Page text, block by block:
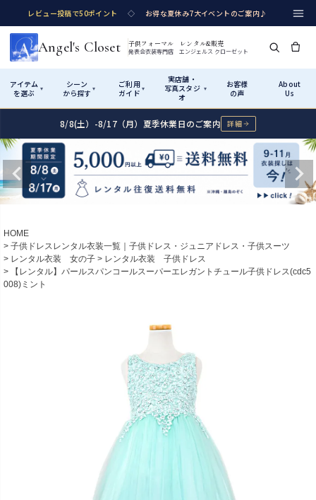
レビュー投稿で50ポイント ◇ お得な夏休み7大イベントのご案内♪
Angel's Closet 子供フォーマル レンタル&販売
発表会衣装専門店 エンジェルス クローゼット
アイテム
を選ぶ
▾
シーン
から探す ▾
ご利用
ガイド ▾
実店舗・
写真スタジ
オ
▾
お客様
の声
About
Us
Shop by Category アイテムから探す
カテゴリ詳細→ サイズで選ぶ →
Rentalレンタル
パニエ
レディース
Shop by Occasion シーンから探す
性別・サイズで絞り込む→
結婚式
フラワーガール・リングボーイ・ゲ
スト
How It Works ご利用ガイド
Startはじめに
01
02 サイズの選び方
測り方と目安
汚れ・キズ・破損の補償
Visit Us 実店舗・写真スタジオ
実店舗 つくば店
茨城県土浦市大町14-16-1F
10:00–18:00（完全予約制）
8/8(土）-8/17（月）夏季休業日のご案内 詳細
HOME
子供ドレスレンタル衣装一覧｜子供ドレス・ジュニアドレス・子供スーツ
レンタル衣装 女の子
レンタル衣装 子供ドレス
【レンタル】パールスパンコールスーパーエレガントチュール子供ドレス(cdc5
008)ミント